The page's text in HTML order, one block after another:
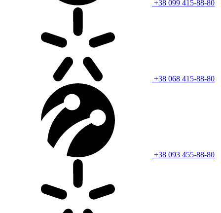
+38 099 415-88-80
+38 068 415-88-80
+38 093 455-88-80